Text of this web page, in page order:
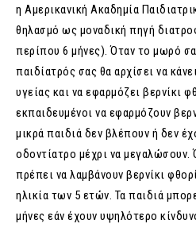
η Αμερικανική Ακαδημία
θηλασμό ως μοναδική πηγή
περίπου 6 μήνες). Όταν το μωρό
παιδίατρός σας θα αρχίσει να
υγείας και να εφαρμόζει βερνίκι
εκπαιδευμένοι να εφαρμόζουν
μικρά παιδιά δεν βλέπουν ή δεν
οδοντίατρο μέχρι να μεγαλώσουν.
πρέπει να λαμβάνουν βερνίκι
ηλικία των 5 ετών. Τα παιδιά
μήνες εάν έχουν υψηλότερο